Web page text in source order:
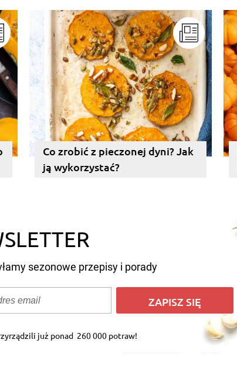
Co zrobić z pieczonej dyni? Jak
ją wykorzystać?
sezonowe przepisy i porady
ZAPISZ SIĘ
już ponad 260 000 potraw!